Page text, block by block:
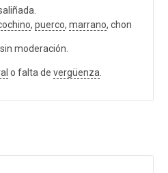
, puerco, marrano, chon
moderación.
o falta de vergüenza